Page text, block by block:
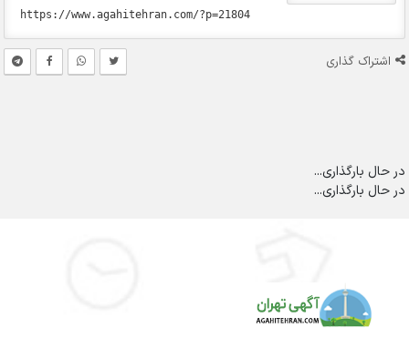
اشتراک گذاری
در حال بارگذاری...
در حال بارگذاری...